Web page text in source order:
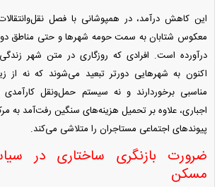
این کاهش درآمد، در همپوشانی با فصل
معکوس شتابان به سمت حومه شهر‌ها و حتی مناطق
درآورده است. افرادی که روزگاری در متن شهر
اکنون به شهر‌هایی دورتر تبعید می‌شوند که نه از
مناسبی برخوردارند و نه سیستم حمل‌ونقل کارآمدی
اجباری، علاوه بر تحمیل هزینه‌های سنگین رفت‌آمد به
پیوند‌های اجتماعی مستاجران را متلاشی می‌کند.
ضرورت بازنگری ساختاری در
مسکن